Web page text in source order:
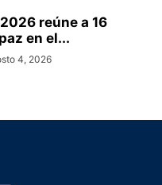
reúne a 16
en el...
4, 2026